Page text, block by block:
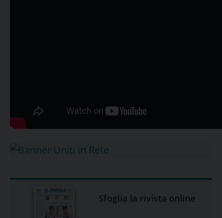
Sfoglia la rivista online